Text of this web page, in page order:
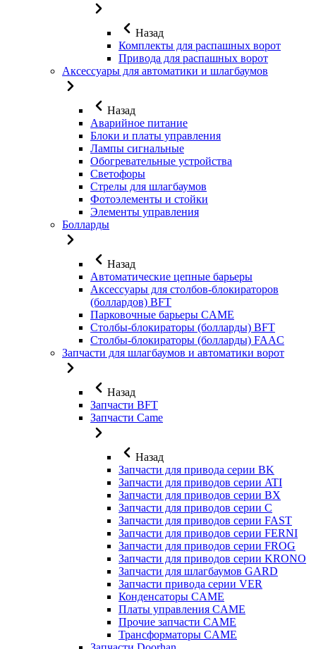
Назад
Комплекты для распашных ворот
Привода для распашных ворот
Аксессуары для автоматики и шлагбаумов
Назад
Аварийное питание
Блоки и платы управления
Лампы сигнальные
Обогревательные устройства
Светофоры
Стрелы для шлагбаумов
Фотоэлементы и стойки
Элементы управления
Болларды
Назад
Автоматические цепные барьеры
Аксессуары для столбов-блокираторов
(боллардов) BFT
Парковочные барьеры CAME
Столбы-блокираторы (болларды) BFT
Столбы-блокираторы (болларды) FAAC
Запчасти для шлагбаумов и автоматики ворот
Назад
Запчасти BFT
Запчасти Came
Назад
Запчасти для привода серии BK
Запчасти для приводов серии ATI
Запчасти для приводов серии BX
Запчасти для приводов серии C
Запчасти для приводов серии FAST
Запчасти для приводов серии FERNI
Запчасти для приводов серии FROG
Запчасти для приводов серии KRONO
Запчасти для шлагбаумов GARD
Запчасти привода серии VER
Конденсаторы CAME
Платы управления CAME
Прочие запчасти CAME
Трансформаторы CAME